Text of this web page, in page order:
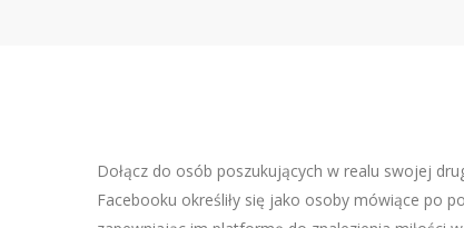
Dołącz do osób poszukujących w realu swojej
Facebooku określiły się jako osoby mówiące po